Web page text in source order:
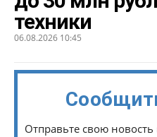
техники
06.08.2026 10:45
Отправьте свою